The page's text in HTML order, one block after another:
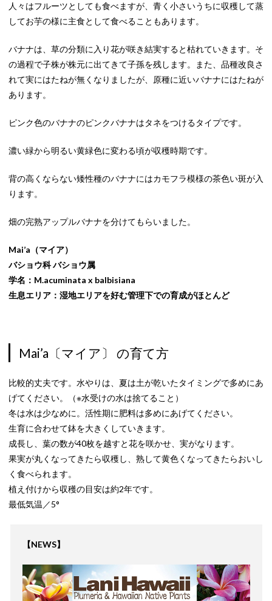
人々はフルーツとしても食べますが、青く小さいうちに収穫して蒸
してお芋の様に主食として食べることもあります。
バナナは、草の分類に入り花が咲き結実すると枯れていきます。そ
の過程で子株が株元に出てきて子孫を残します。また、品種改良さ
れて実にはたねが無くなりましたが、原種に近いバナナにはたねが
あります。
ピンク色のバナナのピンクバナナはタネをつけるタイプです。
濃い緑から明るい黄緑色に変わる頃が収穫時期です。
背の高くならない矮性種のバナナにはカモフラ模様の茶色い斑が入
ります。
畑の完熟アップルバナナを分けてもらいました。
Mai’a（マイア）
バショウ科 バショウ属
学名：M.acuminata x balbisiana
生息エリア：湿地エリアを好む管理下での育成がほとんど
Mai’a〔マイア〕 の育て方
比較的丈夫です。水やりは、夏は土が乾いたタイミングで多めにあ
げてください。（※水受けの水は捨てること）
冬は水は少なめに。活性期に肥料は多めにあげてください。
生育に合わせて鉢を大きくしていきます。
成長し、葉の数が40枚を越すと花を咲かせ、実がなります。
果実が丸くなってきたら収穫し、熟して黄色くなってきたらおいし
く食べられます。
植え付けから収穫の目安は約2年です。
最低気温／5°
【NEWS】